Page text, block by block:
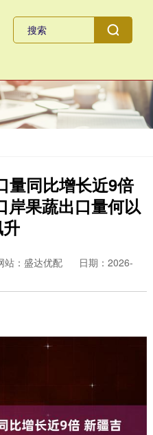
量同比增长近9倍
岸果蔬出口量何以
站：盛达优配
日期：2026-